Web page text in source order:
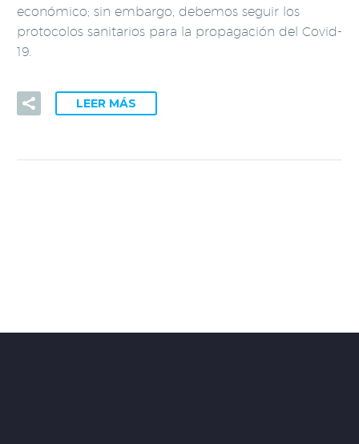
económico; sin embargo, debemos seguir los
protocolos sanitarios para la propagación del Covid-
19.
LEER MÁS